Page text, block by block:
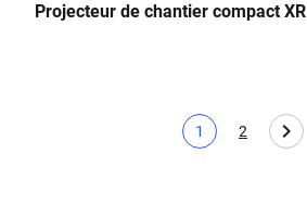
Projecteur de chantier compact XR
Page actuelle
1
Page
2